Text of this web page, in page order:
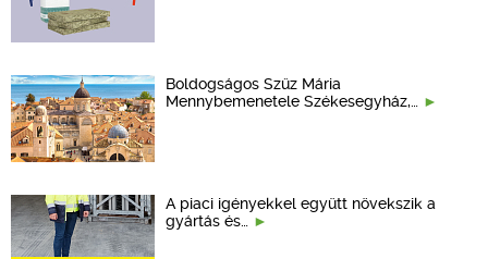
Boldogságos Szűz Mária
Mennybemenetele Székesegyház,…
A piaci igényekkel együtt növekszik a
gyártás és…